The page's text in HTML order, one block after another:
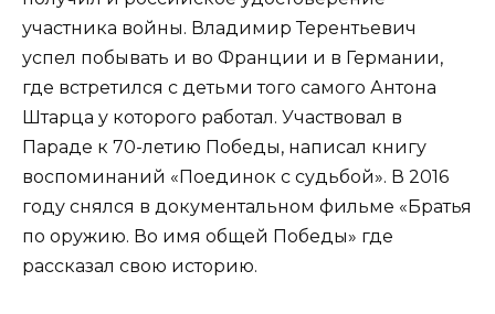
участника войны. Владимир Терентьевич
успел побывать и во Франции и в Германии,
где встретился с детьми того самого Антона
Штарца у которого работал. Участвовал в
Параде к 70-летию Победы, написал книгу
воспоминаний «Поединок с судьбой». В 2016
году снялся в документальном фильме «Братья
по оружию. Во имя общей Победы» где
рассказал свою историю.